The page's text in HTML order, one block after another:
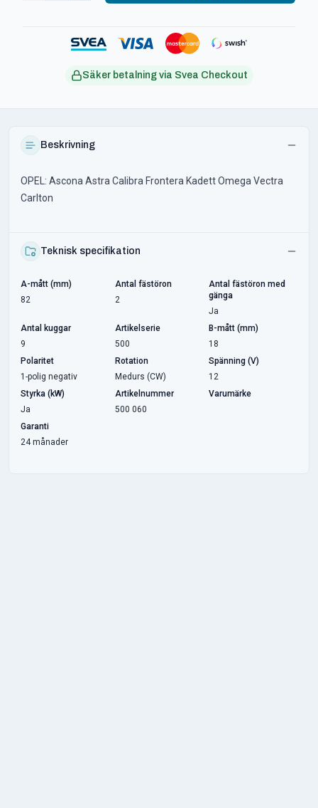
Säker betalning via Svea Checkout
Beskrivning
OPEL: Ascona Astra Calibra Frontera Kadett Omega Vectra
Carlton
Teknisk specifikation
A-mått (mm)
82
Antal fästöron
2
Antal fästöron med
gänga
Ja
Antal kuggar
9
Artikelserie
500
B-mått (mm)
18
Polaritet
1-polig negativ
Rotation
Medurs (CW)
Spänning (V)
12
Styrka (kW)
Ja
Artikelnummer
500 060
Varumärke
Garanti
24 månader